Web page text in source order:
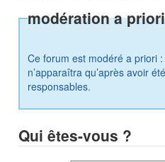
modération a priori
Ce forum est modéré a priori
n’apparaîtra qu’après avoir
responsables.
Qui êtes-vous ?